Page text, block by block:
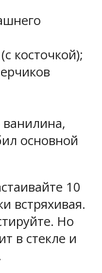
косточкой);
ванилина,
основной
10
встряхивая.
Но
в стекле и